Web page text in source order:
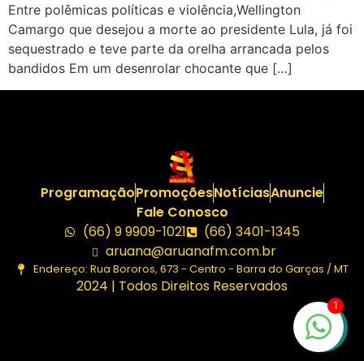
Entre polêmicas políticas e violência,Wellington
Camargo que desejou a morte ao presidente Lula, já foi
sequestrado e teve parte da orelha arrancada pelos
bandidos Em um desenrolar chocante que […]
ProgramaçãoPromoçõesNotíciasAnuncie
Fale Conosco
(66) 9 9909-1021
(66) 3401-1345
aruana@aruanafm.com.br
Endereço: Rua Bororos, 673 - Centro - Barra do Garças / MT
2024 | Todos Direitos Reservados
1